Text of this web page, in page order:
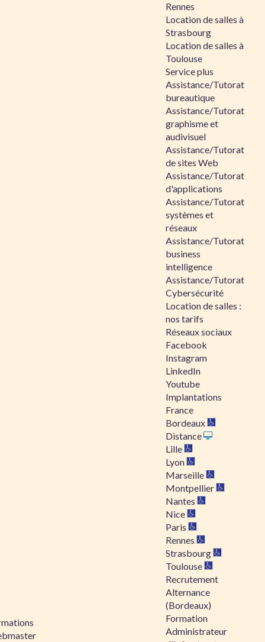
Rennes
Location de salles à
Strasbourg
Location de salles à
Toulouse
Service plus
Assistance/Tutorat
bureautique
Assistance/Tutorat
graphisme et
audivisuel
Assistance/Tutorat
de sites Web
Assistance/Tutorat
d'applications
Assistance/Tutorat
systèmes et
réseaux
Assistance/Tutorat
business
intelligence
Assistance/Tutorat
Cybersécurité
Location de salles :
nos tarifs
Réseaux sociaux
Facebook
Instagram
LinkedIn
Youtube
Implantations
France
Bordeaux
Distance
Lille
Lyon
Marseille
Montpellier
Nantes
Nice
Paris
Rennes
Strasbourg
Toulouse
Recrutement
Alternance
(Bordeaux)
Formation
Administrateur